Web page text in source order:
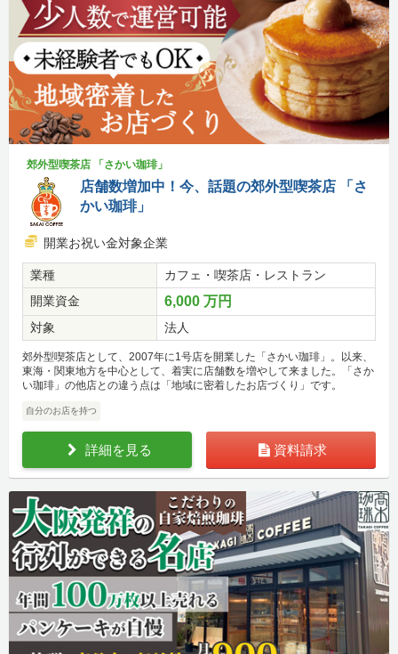
郊外型喫茶店 「さかい珈琲」
店舗数増加中！今、話題の郊外型喫茶店 「さ
かい珈琲」
開業お祝い金対象企業
業種
カフェ・喫茶店・レストラン
開業資金
6,000 万円
対象 法人
郊外型喫茶店として、2007年に1号店を開業した「さかい珈琲」。以来、
東海・関東地方を中心として、着実に店舗数を増やして来ました。「さか
い珈琲」の他店との違う点は「地域に密着したお店づくり」です。
自分のお店を持つ
詳細を見る 資料請求